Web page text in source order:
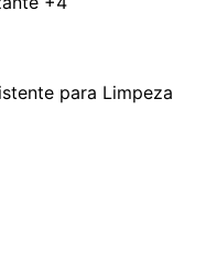
para Limpeza